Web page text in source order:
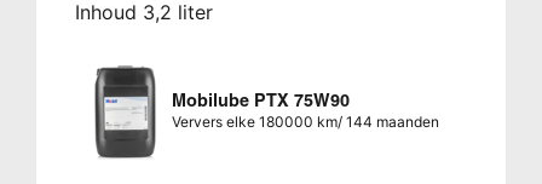
Inhoud 3,2 liter
Mobilube PTX 75W90
Ververs elke 180000 km/ 144 maanden